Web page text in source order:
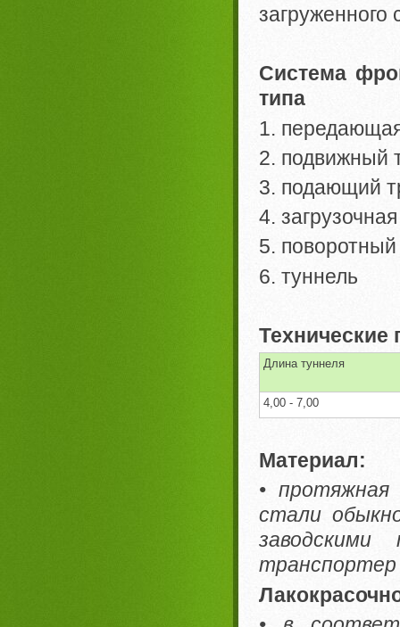
загруженного
Система
типа
1.
2. подвижный
3. подающий
4.
5.
6. туннель
Длина туннеля
4,00 - 7,00
Материал:
• протяжная
стали
транспортер